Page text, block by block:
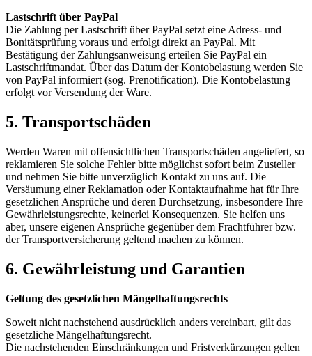
Lastschrift über PayPal
Die Zahlung per Lastschrift über PayPal setzt eine Adress- und
Bonitätsprüfung voraus und erfolgt direkt an PayPal. Mit
Bestätigung der Zahlungsanweisung erteilen Sie PayPal ein
Lastschriftmandat. Über das Datum der Kontobelastung werden Sie
von PayPal informiert (sog. Prenotification). Die Kontobelastung
erfolgt vor Versendung der Ware.
5. Transportschäden​​​​​​​
Werden Waren mit offensichtlichen Transportschäden angeliefert, so
reklamieren Sie solche Fehler bitte möglichst sofort beim Zusteller
und nehmen Sie bitte unverzüglich Kontakt zu uns auf. Die
Versäumung einer Reklamation oder Kontaktaufnahme hat für Ihre
gesetzlichen Ansprüche und deren Durchsetzung, insbesondere Ihre
Gewährleistungsrechte, keinerlei Konsequenzen. Sie helfen uns
aber, unsere eigenen Ansprüche gegenüber dem Frachtführer bzw.
der Transportversicherung geltend machen zu können.
6. Gewährleistung und Garantien​​​​​​​
Geltung des gesetzlichen Mängelhaftungsrechts
Soweit nicht nachstehend ausdrücklich anders vereinbart, gilt das
gesetzliche Mängelhaftungsrecht.
Die nachstehenden Einschränkungen und Fristverkürzungen gelten